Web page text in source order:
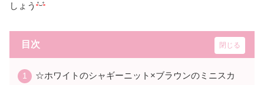
しょう
目次
☆ホワイトのシャギーニット×ブラウンのミニスカ